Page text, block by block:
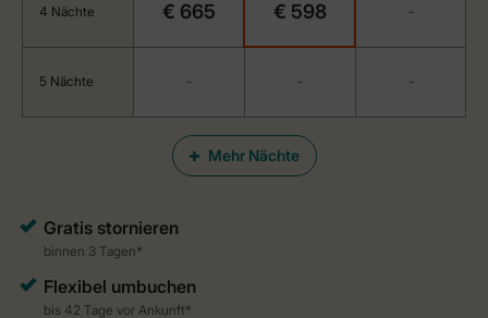
Mehr Nächte
4 Nächte € 665 € 598 -
5 Nächte - - -